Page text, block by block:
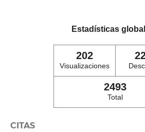
Estadísticas
202
Visualizaciones
2493
Total
CITAS